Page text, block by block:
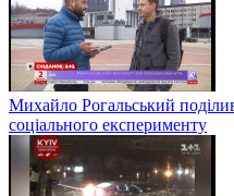
Михайло Рогальський
соціального експерименту